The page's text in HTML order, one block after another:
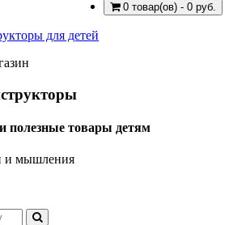
0 товар(ов) - 0 руб.
полезные товары детям
и мышления